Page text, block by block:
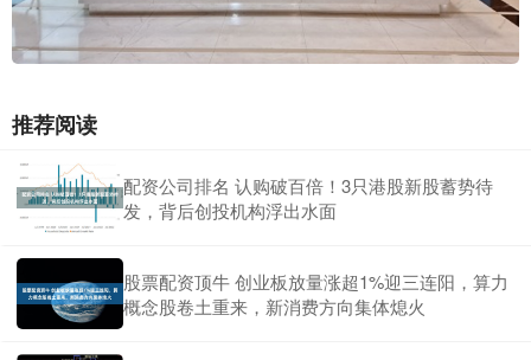
推荐阅读
配资公司排名 认购破百倍！3只港股新股蓄势待
发，背后创投机构浮出水面
股票配资顶牛 创业板放量涨超1%迎三连阳，算力
概念股卷土重来，新消费方向集体熄火